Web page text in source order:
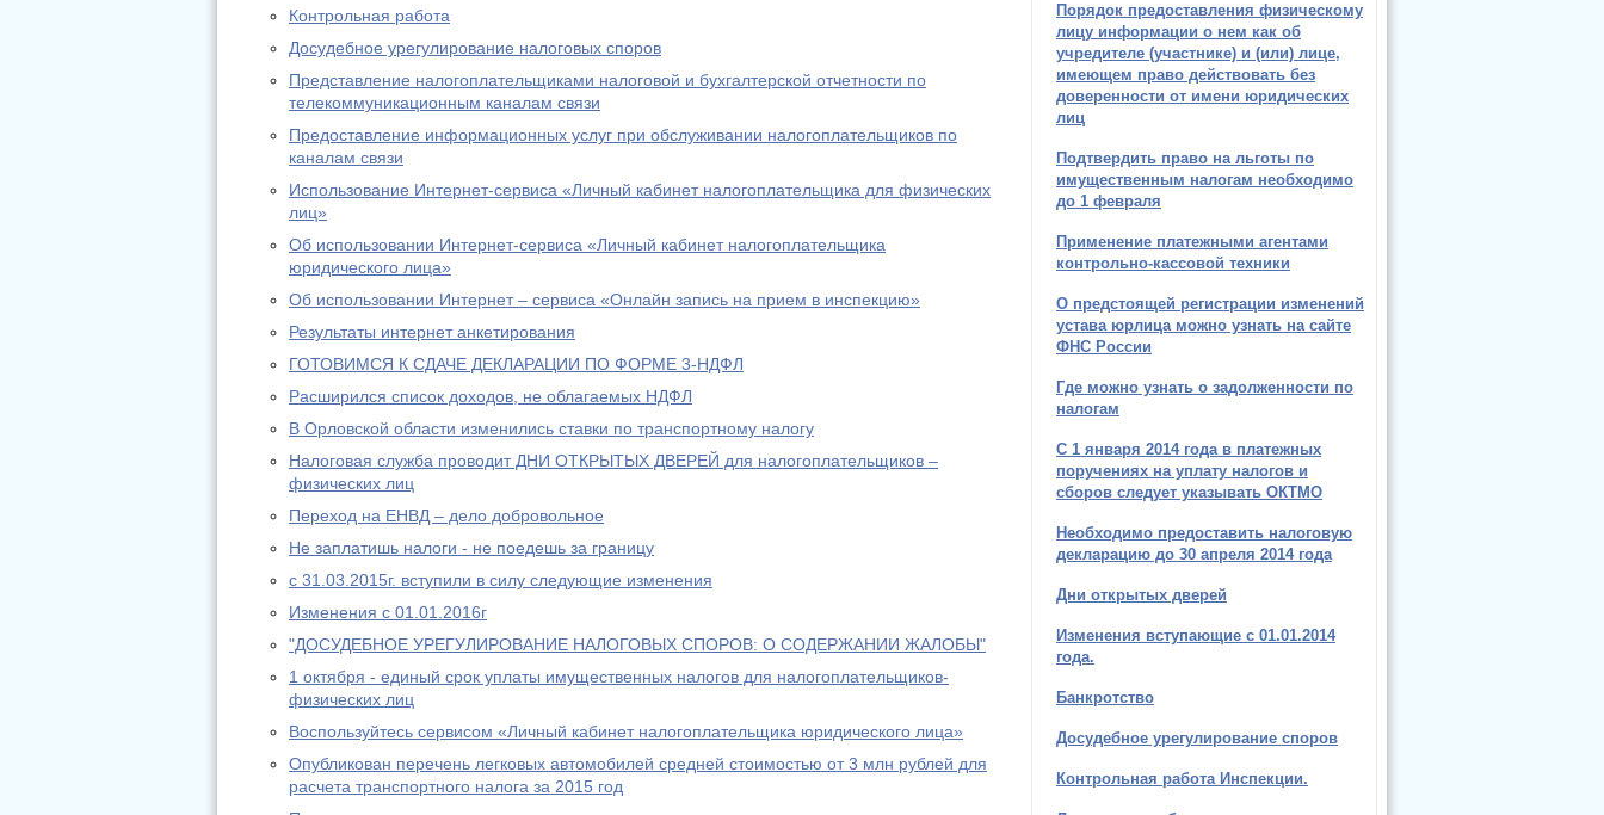
Контрольная работа
Досудебное урегулирование налоговых споров
Представление налогоплательщиками налоговой и бухгалтерской отчетности по
телекоммуникационным каналам связи
Предоставление информационных услуг при обслуживании налогоплательщиков по
каналам связи
Использование Интернет-сервиса «Личный кабинет налогоплательщика для физических
лиц»
Об использовании Интернет-сервиса «Личный кабинет налогоплательщика
юридического лица»
Об использовании Интернет – сервиса «Онлайн запись на прием в инспекцию»
Результаты интернет анкетирования
ГОТОВИМСЯ К СДАЧЕ ДЕКЛАРАЦИИ ПО ФОРМЕ 3-НДФЛ
Расширился список доходов, не облагаемых НДФЛ
В Орловской области изменились ставки по транспортному налогу
Налоговая служба проводит ДНИ ОТКРЫТЫХ ДВЕРЕЙ для налогоплательщиков –
физических лиц
Переход на ЕНВД – дело добровольное
Не заплатишь налоги - не поедешь за границу
с 31.03.2015г. вступили в силу следующие изменения
Изменения с 01.01.2016г
"ДОСУДЕБНОЕ УРЕГУЛИРОВАНИЕ НАЛОГОВЫХ СПОРОВ: О СОДЕРЖАНИИ ЖАЛОБЫ"
1 октября - единый срок уплаты имущественных налогов для налогоплательщиков-
физических лиц
Воспользуйтесь сервисом «Личный кабинет налогоплательщика юридического лица»
Опубликован перечень легковых автомобилей средней стоимостью от 3 млн рублей для
расчета транспортного налога за 2015 год
Порядок предоставления физическому
лицу информации о нем как об
учредителе (участнике) и (или) лице,
имеющем право действовать без
доверенности от имени юридических
лиц
Подтвердить право на льготы по
имущественным налогам необходимо
до 1 февраля
Применение платежными агентами
контрольно-кассовой техники
О предстоящей регистрации изменений
устава юрлица можно узнать на сайте
ФНС России
Где можно узнать о задолженности по
налогам
С 1 января 2014 года в платежных
поручениях на уплату налогов и
сборов следует указывать ОКТМО
Необходимо предоставить налоговую
декларацию до 30 апреля 2014 года
Дни открытых дверей
Изменения вступающие с 01.01.2014
года.
Банкротство
Досудебное урегулирование споров
Контрольная работа Инспекции.